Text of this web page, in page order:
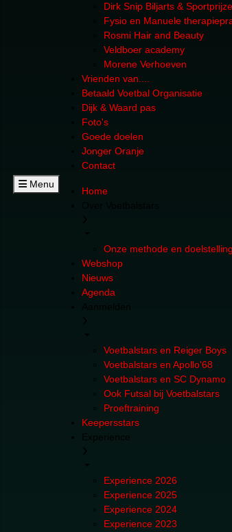
Menu
Dirk Snip Biljarts &
Fysio en Manuele
Rosmi Hair and Beauty
Veldboer academy
Morene Verhoeven
Vrienden van....
Betaald Voetbal Organisatie
Dijk & Waard pas
Foto's
Goede doelen
Jonger Oranje
Contact
Home
Onze methode en
Webshop
Nieuws
Agenda
Voetbalstars en Reiger Boys
Voetbalstars en Apollo'68
Voetbalstars en SC Dynamo
Ook Futsal bij Voetbalstars
Proeftraining
Keepersstars
Experience 2026
Experience 2025
Experience 2024
Experience 2023